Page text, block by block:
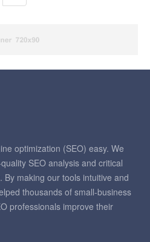
optimization (SEO) easy. We
SEO analysis and critical
By making our tools intuitive and
thousands of small-business
professionals improve their